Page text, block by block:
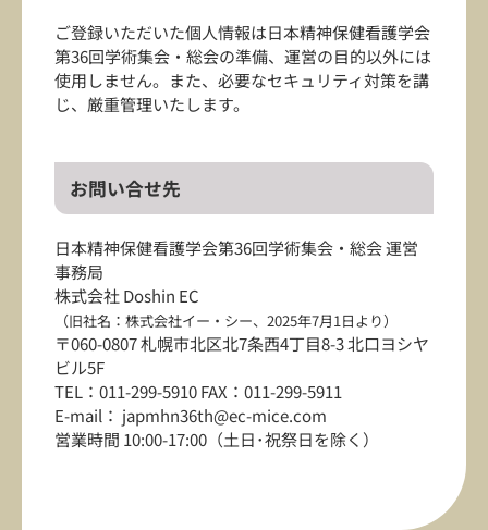
ご登録いただいた個人情報は日本精神保健看護学会
第36回学術集会・総会の準備、運営の目的以外には
使用しません。また、必要なセキュリティ対策を講
じ、厳重管理いたします。
お問い合せ先
日本精神保健看護学会第36回学術集会・総会 運営
事務局
株式会社 Doshin EC
（旧社名：株式会社イー・シー、2025年7月1日より）
〒060-0807 札幌市北区北7条西4丁目8-3 北口ヨシヤ
ビル5F
TEL：011-299-5910 FAX：011-299-5911
E-mail： japmhn36th@ec-mice.com
営業時間 10:00-17:00（土日･祝祭日を除く）